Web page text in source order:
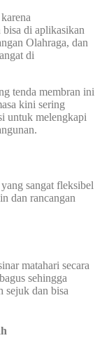
bisa di aplikasikan
Olahraga, dan
di
tenda membran ini
kini sering
untuk melengkapi
sangat fleksibel
dan rancangan
matahari secara
sehingga
sejuk dan bisa